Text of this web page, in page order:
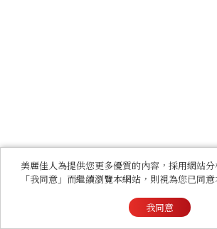
美麗佳人為提供您更多優質的內容，採用網站
「我同意」而繼續瀏覽本網站，則視為您已同意
我同意